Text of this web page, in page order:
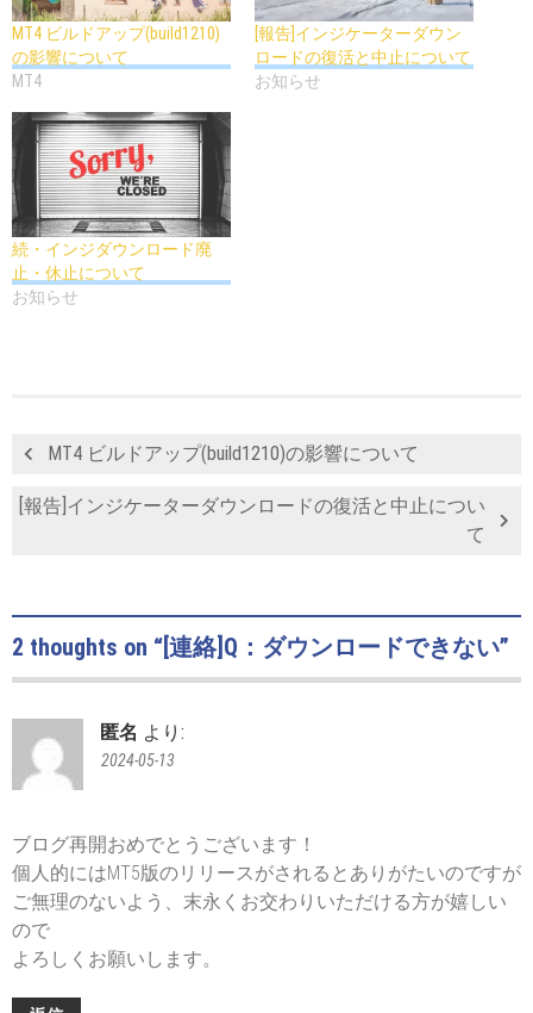
MT4 ビルドアップ(build1210)
の影響について
MT4
[報告]インジケーターダウン
ロードの復活と中止について
お知らせ
続・インジダウンロード廃
止・休止について
お知らせ
MT4 ビルドアップ(build1210)の影響について
[報告]インジケーターダウンロードの復活と中止につい
て
2 thoughts on “[連絡]Q：ダウンロードできない”
匿名 より:
2024-05-13
ブログ再開おめでとうございます！
個人的にはMT5版のリリースがされるとありがたいのですが
ご無理のないよう、末永くお交わりいただける方が嬉しい
ので
よろしくお願いします。